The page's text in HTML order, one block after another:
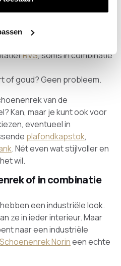
maten uit ons
RVS, soms in combinatie
of goud? Geen probleem.
van de
Kan, maar je kunt ook voor
eventueel in
plafondkapstok,
. Nét even wat stijlvoller en
wil.
of in combinatie
een industriële look.
ze in ieder interieur. Maar
naar een industriële
Schoenenrek Norineen echte